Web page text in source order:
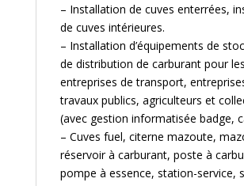
– Installation de cuves enterrées,
de cuves intérieures.
– Installation d’équipements de
de distribution de carburant pour les
entreprises de transport,
travaux publics, agriculteurs et
(avec gestion informatisée badge,
– Cuves fuel, citerne mazoute,
réservoir à carburant, poste à
pompe à essence, station-service,